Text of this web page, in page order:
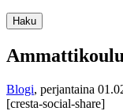
Haku
Blogi, perjantaina
[cresta-social-share]